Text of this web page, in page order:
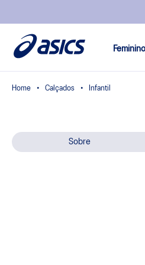
Feminino
Calçados Infantil
Sobre